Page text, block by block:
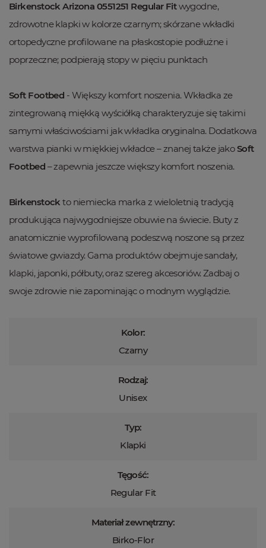
Birkenstock Arizona 0551251 Regular Fitwygodne,
zdrowotne klapki w kolorze czarnym; skórzane wkładki
ortopedyczne profilowane na płaskostopie podłużne i
poprzeczne; podpierają stopy w pięciu punktach
Soft Footbed - Większy komfort noszenia. Wkładka ze
zintegrowaną miękką wyściółką charakteryzuje się takimi
samymi właściwościami jak wkładka oryginalna. Dodatkowa
warstwa pianki w miękkiej wkładce – znanej także jakoSoft
Footbed – zapewnia jeszcze większy komfort noszenia.
Birkenstock to niemiecka marka z wieloletnią tradycją
produkująca najwygodniejsze obuwie na świecie. Buty z
anatomicznie wyprofilowaną podeszwą noszone są przez
światowe gwiazdy. Gama produktów obejmuje sandały,
klapki, japonki, półbuty, oraz szereg akcesoriów. Zadbaj o
swoje zdrowie nie zapominając o modnym wyglądzie.
Kolor:
Czarny
Rodzaj:
Unisex
Typ:
Klapki
Tęgość:
Regular Fit
Materiał zewnętrzny:
Birko-Flor